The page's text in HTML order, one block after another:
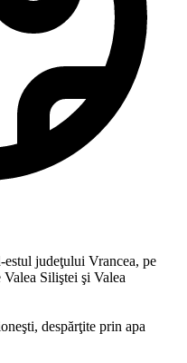
estul judeţului Vrancea, pe
Siliştei şi Valea
despărţite prin apa